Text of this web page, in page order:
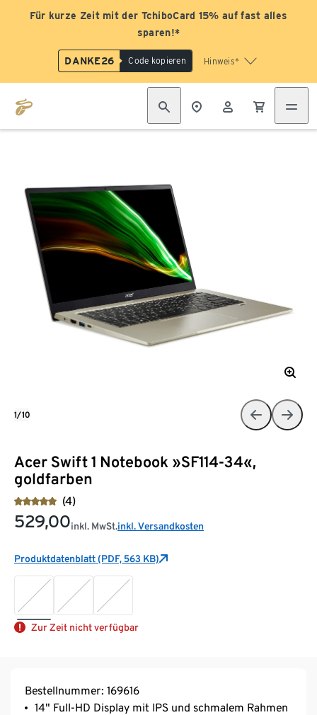
Für kurze Zeit mit der TchiboCard 15% auf fast alles
sparen!*
DANKE26 Code kopieren Hinweis*
Acer Swift 1 Notebook »SF114-34«,
goldfarben
(4)
529,00inkl. MwSt.inkl. Versandkosten
Produktdatenblatt (PDF, 563 KB)
Zur Zeit nicht verfügbar
1/10
Bestellnummer: 169616
14" Full-HD Display mit IPS und schmalem Rahmen